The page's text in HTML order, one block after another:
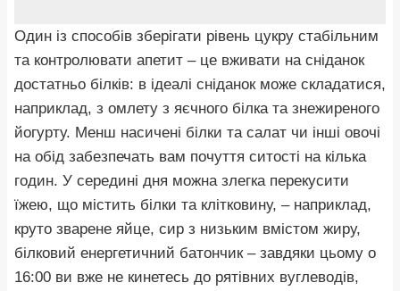
Один із способів зберігати рівень цукру стабільним
та контролювати апетит – це вживати на сніданок
достатньо білків: в ідеалі сніданок може складатися,
наприклад, з омлету з яєчного білка та знежиреного
йогурту. Менш насичені білки та салат чи інші овочі
на обід забезпечать вам почуття ситості на кілька
годин. У середині дня можна злегка перекусити
їжею, що містить білки та клітковину, – наприклад,
круто зварене яйце, сир з низьким вмістом жиру,
білковий енергетичний батончик – завдяки цьому о
16:00 ви вже не кинетесь до рятівних вуглеводів,